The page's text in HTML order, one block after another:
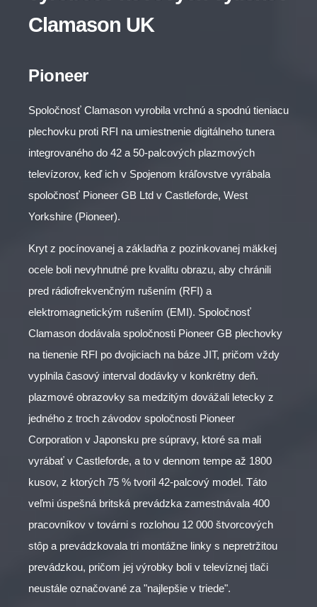
Clamason UK
Pioneer
Spoločnosť Clamason vyrobila vrchnú a spodnú tieniacu
plechovku proti RFI na umiestnenie digitálneho tunera
integrovaného do 42 a 50-palcových plazmových
televízorov, keď ich v Spojenom kráľovstve vyrábala
spoločnosť Pioneer GB Ltd v Castleforde, West
Yorkshire (Pioneer).
Kryt z pocínovanej a základňa z pozinkovanej mäkkej
ocele boli nevyhnutné pre kvalitu obrazu, aby chránili
pred rádiofrekvenčným rušením (RFI) a
elektromagnetickým rušením (EMI). Spoločnosť
Clamason dodávala spoločnosti Pioneer GB plechovky
na tienenie RFI po dvojiciach na báze JIT, pričom vždy
vyplnila časový interval dodávky v konkrétny deň.
plazmové obrazovky sa medzitým dovážali letecky z
jedného z troch závodov spoločnosti Pioneer
Corporation v Japonsku pre súpravy, ktoré sa mali
vyrábať v Castleforde, a to v dennom tempe až 1800
kusov, z ktorých 75 % tvoril 42-palcový model. Táto
veľmi úspešná britská prevádzka zamestnávala 400
pracovníkov v továrni s rozlohou 12 000 štvorcových
stôp a prevádzkovala tri montážne linky s nepretržitou
prevádzkou, pričom jej výrobky boli v televíznej tlači
neustále označované za "najlepšie v triede".